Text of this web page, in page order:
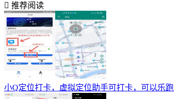
推荐阅读
小Q定位打卡，虚拟定位助手可打卡，可以乐跑